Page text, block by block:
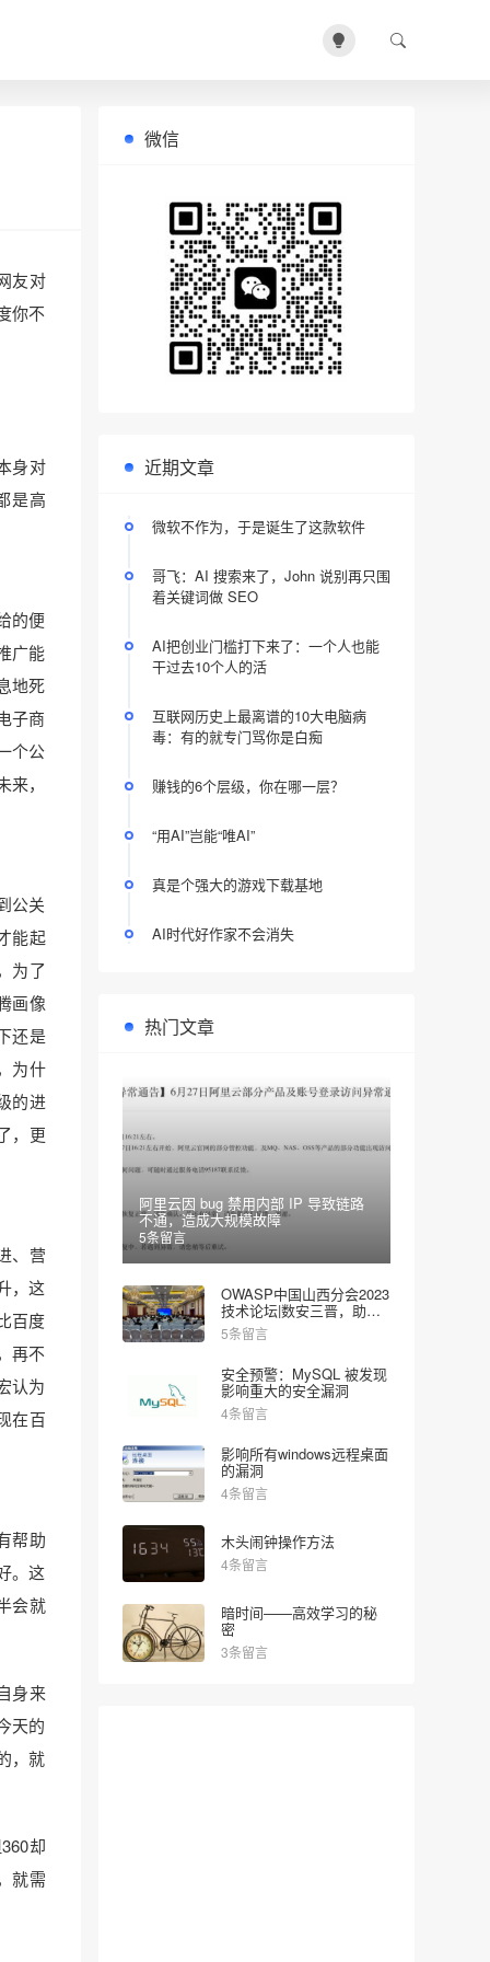
友对
你不
身对
是高
的便
广能
地死
子商
个公
，
公关
能起
为了
画像
还是
为什
的进
，更
、营
，这
百度
再不
认为
在百
帮助
。这
会就
身来
天的
，就
却
就需
微信
近期文章
微软不作为，于是诞生了这款软件
哥飞：AI 搜索来了，John 说别再只围
着关键词做 SEO
AI把创业门槛打下来了：一个人也能
干过去10个人的活
互联网历史上最离谱的10大电脑病
毒：有的就专门骂你是白痴
赚钱的6个层级，你在哪一层？
“用AI”岂能“唯AI”
真是个强大的游戏下载基地
AI时代好作家不会消失
热门文章
阿里云因 bug 禁用内部 IP 导致链路
不通，造成大规模故障
5条留言
OWASP中国山西分会2023
技术论坛|数安三晋，助力
网安
5条留言
安全预警：MySQL 被发现
影响重大的安全漏洞
4条留言
影响所有windows远程桌面
的漏洞
4条留言
木头闹钟操作方法
4条留言
暗时间——高效学习的秘
密
3条留言